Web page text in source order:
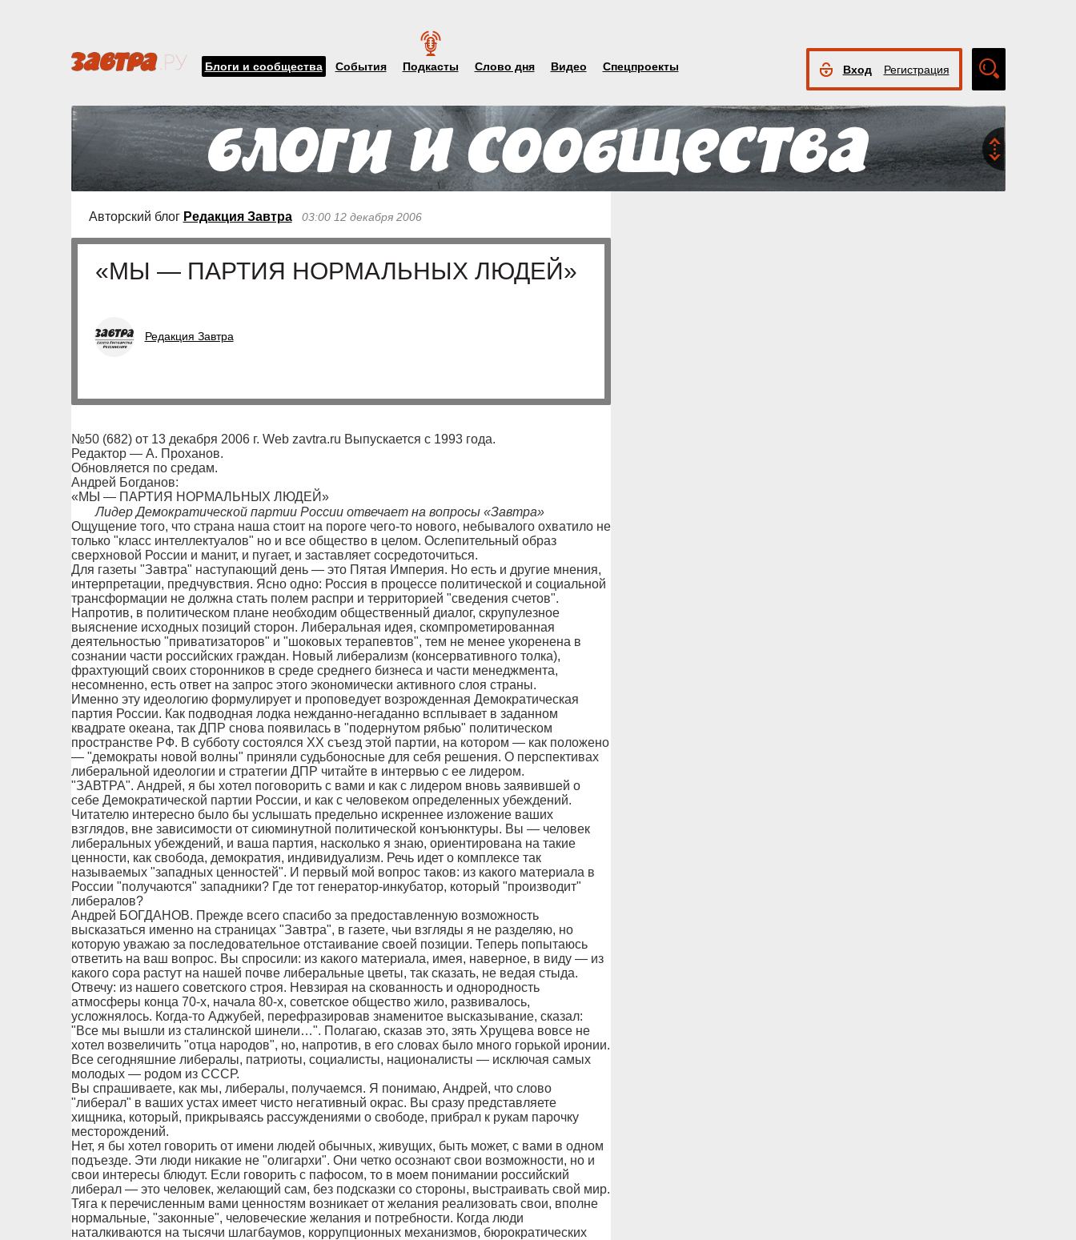
Блоги и сообщества События Подкасты Слово дня Видео Спецпроекты Вход Регистрация
поиск
Авторский блог Редакция Завтра 03:00 12 декабря 2006
«МЫ — ПАРТИЯ НОРМАЛЬНЫХ ЛЮДЕЙ»
Редакция Завтра
№50 (682) от 13 декабря 2006 г. Web zavtra.ru Выпускается с 1993 года.
Редактор — А. Проханов.
Обновляется по средам.
Андрей Богданов:
«МЫ — ПАРТИЯ НОРМАЛЬНЫХ ЛЮДЕЙ»
Лидер Демократической партии России отвечает на вопросы «Завтра»
Ощущение того, что страна наша стоит на пороге чего-то нового, небывалого охватило не
только "класс интеллектуалов" но и все общество в целом. Ослепительный образ
сверхновой России и манит, и пугает, и заставляет сосредоточиться.
Для газеты "Завтра" наступающий день — это Пятая Империя. Но есть и другие мнения,
интерпретации, предчувствия. Ясно одно: Россия в процессе политической и социальной
трансформации не должна стать полем распри и территорией "сведения счетов".
Напротив, в политическом плане необходим общественный диалог, скрупулезное
выяснение исходных позиций сторон. Либеральная идея, скомпрометированная
деятельностью "приватизаторов" и "шоковых терапевтов", тем не менее укоренена в
сознании части российских граждан. Новый либерализм (консервативного толка),
фрахтующий своих сторонников в среде среднего бизнеса и части менеджмента,
несомненно, есть ответ на запрос этого экономически активного слоя страны.
Именно эту идеологию формулирует и проповедует возрожденная Демократическая
партия России. Как подводная лодка нежданно-негаданно всплывает в заданном
квадрате океана, так ДПР снова появилась в "подернутом рябью" политическом
пространстве РФ. В субботу состоялся ХХ съезд этой партии, на котором — как положено
— "демократы новой волны" приняли судьбоносные для себя решения. О перспективах
либеральной идеологии и стратегии ДПР читайте в интервью с ее лидером.
"ЗАВТРА". Андрей, я бы хотел поговорить с вами и как с лидером вновь заявившей о
себе Демократической партии России, и как с человеком определенных убеждений.
Читателю интересно было бы услышать предельно искреннее изложение ваших
взглядов, вне зависимости от сиюминутной политической конъюнктуры. Вы — человек
либеральных убеждений, и ваша партия, насколько я знаю, ориентирована на такие
ценности, как свобода, демократия, индивидуализм. Речь идет о комплексе так
называемых "западных ценностей". И первый мой вопрос таков: из какого материала в
России "получаются" западники? Где тот генератор-инкубатор, который "производит"
либералов?
Андрей БОГДАНОВ. Прежде всего спасибо за предоставленную возможность
высказаться именно на страницах "Завтра", в газете, чьи взгляды я не разделяю, но
которую уважаю за последовательное отстаивание своей позиции. Теперь попытаюсь
ответить на ваш вопрос. Вы спросили: из какого материала, имея, наверное, в виду — из
какого сора растут на нашей почве либеральные цветы, так сказать, не ведая стыда.
Отвечу: из нашего советского строя. Невзирая на скованность и однородность
атмосферы конца 70-х, начала 80-х, советское общество жило, развивалось,
усложнялось. Когда-то Аджубей, перефразировав знаменитое высказывание, сказал:
"Все мы вышли из сталинской шинели…". Полагаю, сказав это, зять Хрущева вовсе не
хотел возвеличить "отца народов", но, напротив, в его словах было много горькой иронии.
Все сегодняшние либералы, патриоты, социалисты, националисты — исключая самых
молодых — родом из СССР.
Вы спрашиваете, как мы, либералы, получаемся. Я понимаю, Андрей, что слово
"либерал" в ваших устах имеет чисто негативный окрас. Вы сразу представляете
хищника, который, прикрываясь рассуждениями о свободе, прибрал к рукам парочку
месторождений.
Нет, я бы хотел говорить от имени людей обычных, живущих, быть может, с вами в одном
подъезде. Эти люди никакие не "олигархи". Они четко осознают свои возможности, но и
свои интересы блюдут. Если говорить с пафосом, то в моем понимании российский
либерал — это человек, желающий сам, без подсказки со стороны, выстраивать свой мир.
Тяга к перечисленным вами ценностям возникает от желания реализовать свои, вполне
нормальные, "законные", человеческие желания и потребности. Когда люди
наталкиваются на тысячи шлагбаумов, коррупционных механизмов, бюрократических